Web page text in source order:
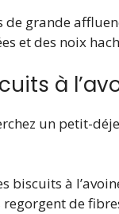
de grande
et des noix
à
un petit-
biscuits à
de